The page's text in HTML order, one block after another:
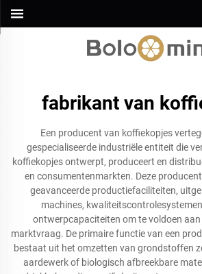
fabrikant van
Een producent van koffiekopjes
gespecialiseerde industriële entiteit die
koffiekopjes ontwerpt, produceert en
en consumentenmarkten. Deze
geavanceerde productiefaciliteiten,
machines,
ontwerpcapaciteiten om te voldoen aan
marktvraag. De primaire functie van een
bestaat uit het omzetten van grondstoffen
aardewerk of biologisch afbreekbare